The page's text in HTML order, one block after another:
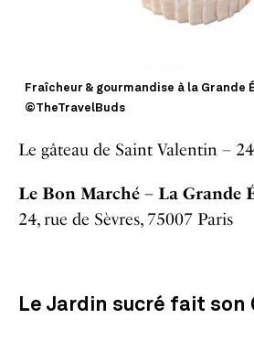
Fraîcheur & gourmandise à la Grande
©TheTravelBuds
Le gâteau de Saint Valentin –
Le Bon Marché – La Grande
24, rue de Sèvres, 75007 Paris
Le Jardin sucré fait son